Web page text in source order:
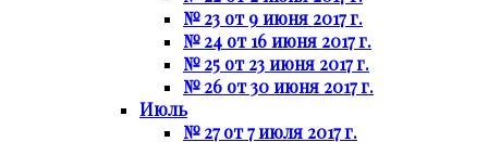
№ 23 от 9 июня 2017 г.
№ 24 от 16 июня 2017 г.
№ 25 от 23 июня 2017 г.
№ 26 от 30 июня 2017 г.
Июль
№ 27 от 7 июля 2017 г.